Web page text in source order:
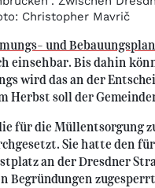
Christopher Mavrič
und Bebauungsplan
einsehbar. Bis dahin
wird das an der
Herbst soll der
für die Müllentsorgung
Sie hatte den
an der Dresdner
Begründungen